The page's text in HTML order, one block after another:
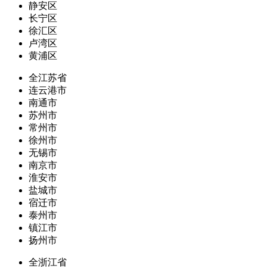
静安区
长宁区
徐汇区
卢湾区
黄浦区
全江苏省
连云港市
南通市
苏州市
常州市
徐州市
无锡市
南京市
淮安市
盐城市
宿迁市
泰州市
镇江市
扬州市
全浙江省